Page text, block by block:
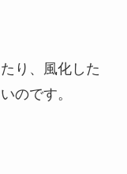
り、風化した
のです。